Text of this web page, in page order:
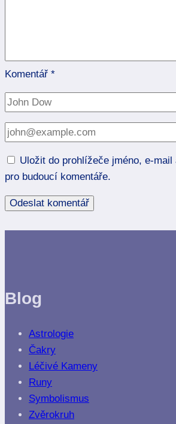
Komentář *
Uložit do prohlížeče jméno, e-mail
pro budoucí komentáře.
Blog
Astrologie
Čakry
Léčivé Kameny
Runy
Symbolismus
Zvěrokruh